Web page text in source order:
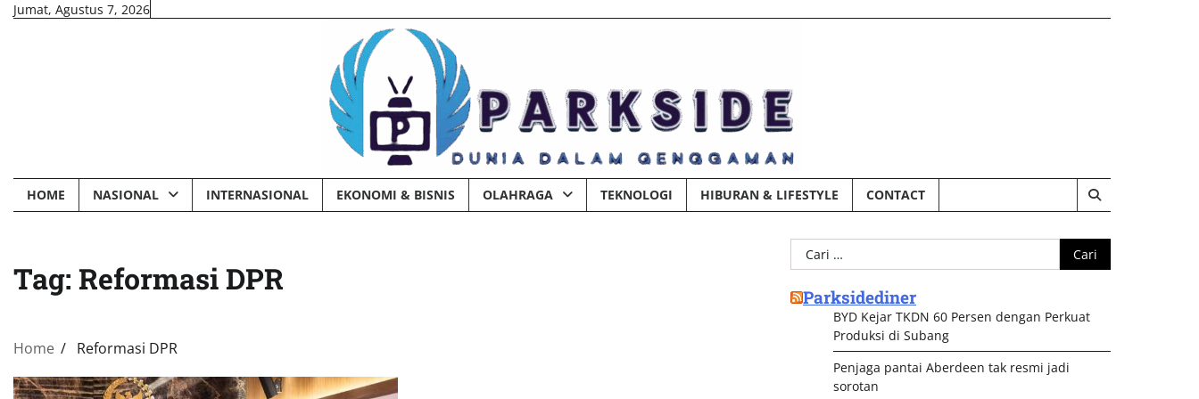
SkipJumat, Agustus 7, 2026
HOME NASIONAL INTERNASIONAL EKONOMI & BISNIS OLAHRAGA TEKNOLOGI HIBURAN & LIFESTYLE CONTACT
Tag: Reformasi DPR
Home Reformasi DPR
Cari
untuk:
Parksidediner
BYD Kejar TKDN 60 Persen dengan Perkuat
Produksi di Subang
Penjaga pantai Aberdeen tak resmi jadi
sorotan